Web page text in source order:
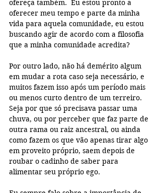
ofereça também.  Eu estou pronto a
oferecer meu tempo e parte da minha
vida para aquela comunidade, eu estou
buscando agir de acordo com a filosofia
que a minha comunidade acredita?
Por outro lado, não há demérito algum
em mudar a rota caso seja necessário, e
muitos fazem isso após um período mais
ou menos curto dentro de um terreiro.
Seja por que só precisava passar uma
chuva, ou por perceber que faz parte de
outra rama ou raiz ancestral, ou ainda
como fazem os que vão apenas tirar algo
em proveito próprio, saem depois de
roubar o cadinho de saber para
alimentar seu próprio ego.